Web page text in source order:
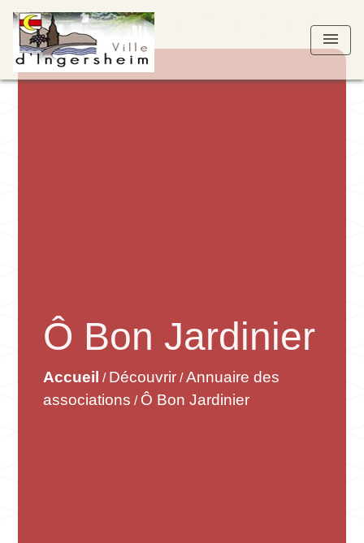
menu
Ô Bon Jardinier
Accueil / Découvrir /Annuaire des
associations / Ô Bon Jardinier